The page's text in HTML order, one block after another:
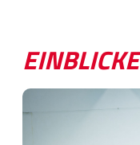
EINBLICKE